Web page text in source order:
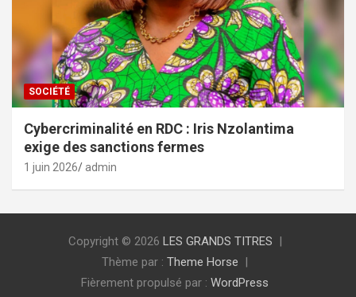
SOCIÉTÉ
Cybercriminalité en RDC : Iris Nzolantima
exige des sanctions fermes
1 juin 2026 admin
Copyright © 2026 LES GRANDS TITRES
Thème par : Theme Horse
Fièrement propulsé par : WordPress